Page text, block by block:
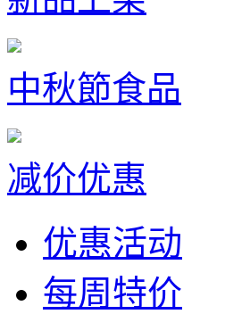
中秋節食品
减价优惠
优惠活动
每周特价